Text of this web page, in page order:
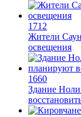
1712
Жители
освещения
1660
Здание